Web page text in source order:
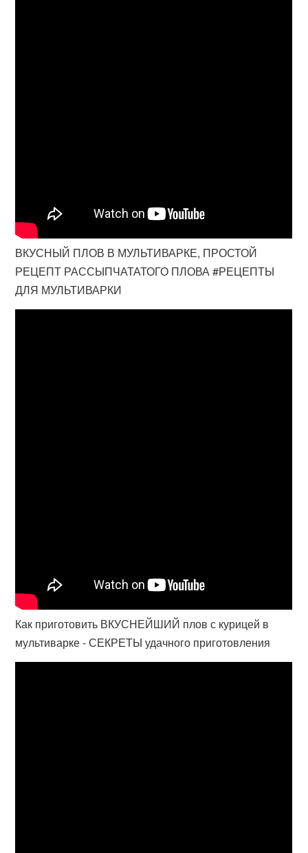
ВКУСНЫЙ ПЛОВ В МУЛЬТИВАРКЕ, ПРОСТОЙ
РЕЦЕПТ РАССЫПЧАТАТОГО ПЛОВА #РЕЦЕПТЫ
ДЛЯ МУЛЬТИВАРКИ
Как приготовить ВКУСНЕЙШИЙ плов с курицей в
мультиварке - СЕКРЕТЫ удачного приготовления